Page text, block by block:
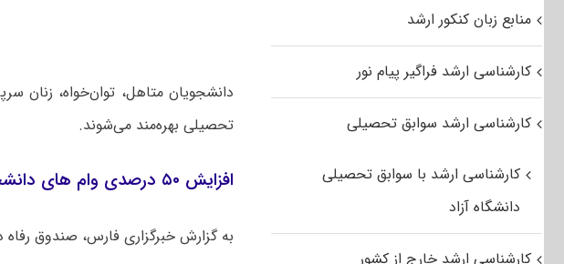
تحصیلی بهره‌مند می‌شوند.
افزایش ۵۰ درصدی وام های دانشجویی برای دانشجویان خاص
به گزارش خبرگزاری فارس، صندوق
منابع زبان کنکور ارشد
کارشناسی ارشد فراگیر پیام نور
کارشناسی ارشد سوابق تحصیلی
کارشناسی ارشد با سوابق تحصیلی
دانشگاه آزاد
کارشناسی ارشد خارج از کشور